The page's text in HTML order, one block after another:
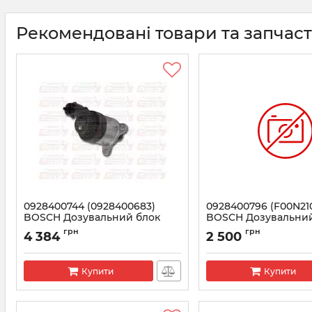
Рекомендовані товари та
0928400744 (0928400683)
BOSCH Дозувальний блок
MAN TGL, TGM (51125050037)
Артикул:
4 384 грн
Купити
0928400796
BOSCH
ТНВД New Holland,
Артикул:
2 500 грн
Купити